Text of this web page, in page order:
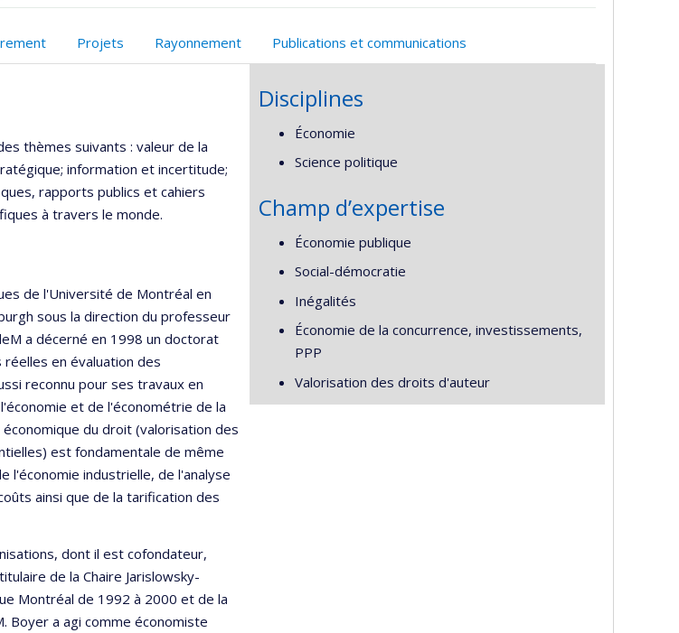
Projets Rayonnement Publications et communications
thèmes suivants : valeur de la
information et incertitude;
rapports publics et cahiers
à travers le monde.
de l'Université de Montréal en
sous la direction du professeur
a décerné en 1998 un doctorat
en évaluation des
reconnu pour ses travaux en
et de l'économétrie de la
du droit (valorisation des
est fondamentale de même
l'économie industrielle, de l'analyse
ainsi que de la tarification des
dont il est cofondateur,
de la Chaire Jarislowsky-
Montréal de 1992 à 2000 et de la
Boyer a agi comme économiste
Disciplines
Économie
Science politique
Champ d’expertise
Économie publique
Social-démocratie
Inégalités
Économie de la concurrence, investissements,
PPP
Valorisation des droits d'auteur